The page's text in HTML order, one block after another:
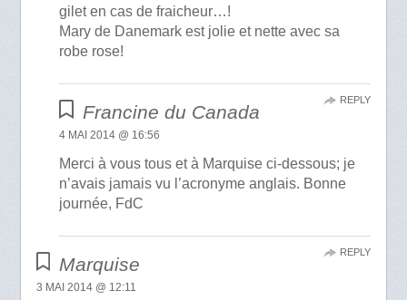
gilet en cas de fraicheur…!
Mary de Danemark est jolie et nette avec sa
robe rose!
Francine du Canada
4 MAI 2014 @ 16:56
Merci à vous tous et à Marquise ci-dessous; je
n’avais jamais vu l’acronyme anglais. Bonne
journée, FdC
REPLY
Marquise
3 MAI 2014 @ 12:11
REPLY